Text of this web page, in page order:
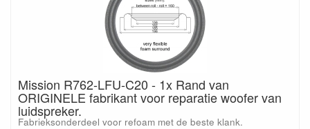
Mission R762-LFU-C20 - 1x Rand van
ORIGINELE fabrikant voor reparatie woofer van
luidspreker.
Fabrieksonderdeel voor refoam met de beste klank.